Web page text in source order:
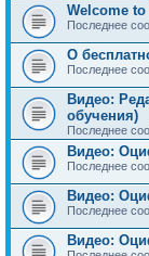
Welcome to
Последнее
О
Последнее
Видео:
обучения)
Последнее
Видео:
Последнее
Видео:
Последнее
Видео: